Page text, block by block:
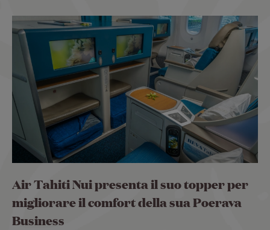
Air Tahiti Nui presenta il suo topper per
migliorare il comfort della sua Poerava
Business